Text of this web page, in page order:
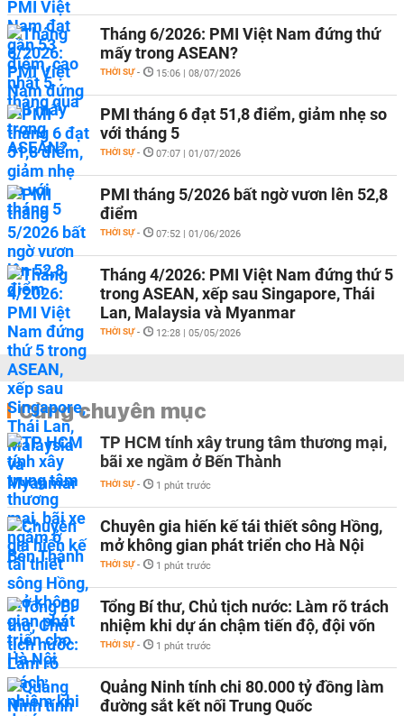
Tháng 6/2026: PMI Việt Nam đứng thứ
mấy trong ASEAN?
THỜI SỰ - 15:06 | 08/07/2026
PMI tháng 6 đạt 51,8 điểm, giảm nhẹ so
với tháng 5
THỜI SỰ - 07:07 | 01/07/2026
PMI tháng 5/2026 bất ngờ vươn lên 52,8
điểm
THỜI SỰ - 07:52 | 01/06/2026
Tháng 4/2026: PMI Việt Nam đứng thứ 5
trong ASEAN, xếp sau Singapore, Thái
Lan, Malaysia và Myanmar
THỜI SỰ - 12:28 | 05/05/2026
Cùng chuyên mục
TP HCM tính xây trung tâm thương mại,
bãi xe ngầm ở Bến Thành
THỜI SỰ - 1 phút trước
Chuyên gia hiến kế tái thiết sông Hồng,
mở không gian phát triển cho Hà Nội
THỜI SỰ - 1 phút trước
Tổng Bí thư, Chủ tịch nước: Làm rõ trách
nhiệm khi dự án chậm tiến độ, đội vốn
THỜI SỰ - 1 phút trước
Quảng Ninh tính chi 80.000 tỷ đồng làm
đường sắt kết nối Trung Quốc